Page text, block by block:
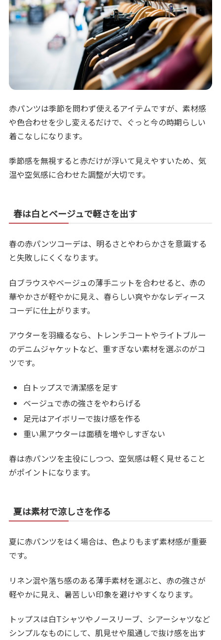
赤パンツは季節を問わず使えるアイテムですが、素材感
や色合わせを少し変えるだけで、ぐっと今の時期らしい
着こなしになります。
季節感を無視すると赤だけが浮いて見えやすいため、気
温や空気感に合わせた調整が大切です。
春は白とベージュで軽さを出す
春の赤パンツコーデは、明るさとやわらかさを意識する
と失敗しにくくなります。
白ブラウスやベージュの薄手ニットを合わせると、赤の
華やかさが軽やかに見え、春らしい爽やかなレディース
コーデに仕上がります。
アウターを羽織るなら、トレンチコートやライトブルー
のデニムジャケットなど、重すぎない素材を選ぶのがコ
ツです。
白トップスで清潔感を足す
ベージュで赤の強さをやわらげる
足元はアイボリーで抜け感を作る
重い黒アウターは面積を増やしすぎない
春は赤パンツを主役にしつつ、空気感は軽く見せること
がポイントになります。
夏は素材で涼しさを作る
夏に赤パンツをはく場合は、色よりもまず素材感が重要
です。
リネン混や落ち感のある薄手素材を選ぶと、赤の強さが
軽やかに見え、暑苦しい印象を避けやすくなります。
トップスは白Tシャツやノースリーブ、シアーシャツなど
シンプルなものにして、肌見せや風通しで抜け感を出す